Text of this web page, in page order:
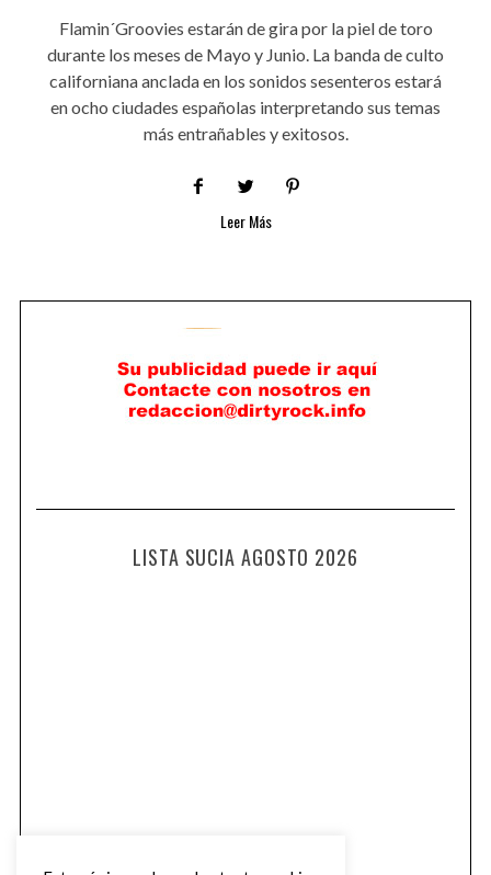
Flamin´Groovies estarán de gira por la piel de toro
durante los meses de Mayo y Junio. La banda de culto
californiana anclada en los sonidos sesenteros estará
en ocho ciudades españolas interpretando sus temas
más entrañables y exitosos.
Leer Más
LISTA SUCIA AGOSTO 2026